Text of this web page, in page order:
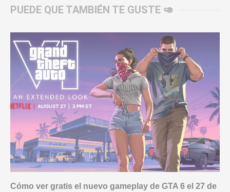
PUEDE QUE TAMBIÉN TE GUSTE 🥑
Cómo ver gratis el nuevo gameplay de GTA 6 el 27 de